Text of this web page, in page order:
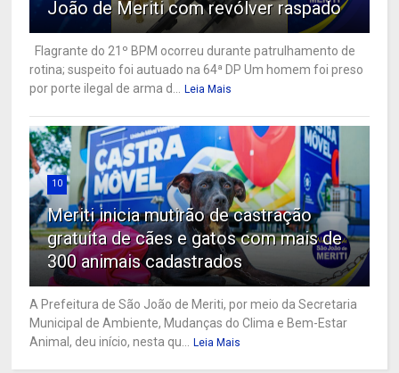
João de Meriti com revólver raspado
Flagrante do 21º BPM ocorreu durante patrulhamento de
rotina; suspeito foi autuado na 64ª DP Um homem foi preso
por porte ilegal de arma d...
Leia Mais
10
Meriti inicia mutirão de castração
gratuita de cães e gatos com mais de
300 animais cadastrados
A Prefeitura de São João de Meriti, por meio da Secretaria
Municipal de Ambiente, Mudanças do Clima e Bem-Estar
Animal, deu início, nesta qu...
Leia Mais